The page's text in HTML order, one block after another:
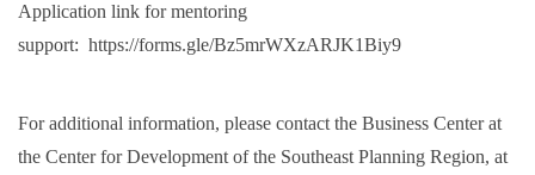
Application link for mentoring
support: https://forms.gle/Bz5mrWXzARJK1Biy9
For additional information, please contact the Business Center at
the Center for Development of the Southeast Planning Region, at